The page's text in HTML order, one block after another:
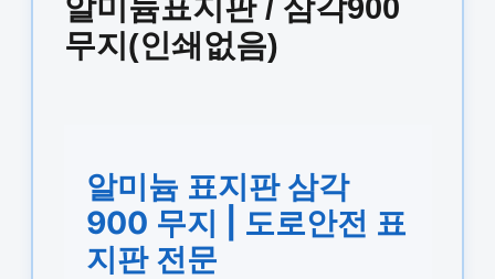
알미늄표지판 / 삼각900
무지(인쇄없음)
알미늄 표지판 삼각
900 무지 | 도로안전 표
지판 전문